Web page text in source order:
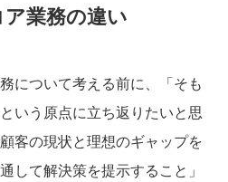
業務の違い
について考える前に、「そも
いう原点に立ち返りたいと思
客の現状と理想のギャップを
して解決策を提示すること」